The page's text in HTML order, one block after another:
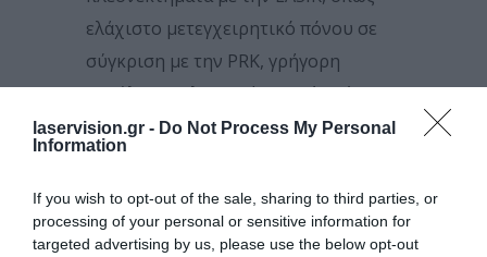
laservision.gr - Do Not Process My Personal
Information
If you wish to opt-out of the sale, sharing to third parties, or
processing of your personal or sensitive information for
targeted advertising by us, please use the below opt-out
ελάχιστο μετεγχειρητικό πόνου σε
σύγκριση με την PRK, γρήγορη
επούλωση κ.λπ. Κατά τα πρώτα έτη
της χρήσης της φαίνεται να
προσφέρει πλεονεκτήματα σε σχέση
με την ταχύτερη ανάπλαση της
εξωτερικής οφθαλμικής επιφάνειας